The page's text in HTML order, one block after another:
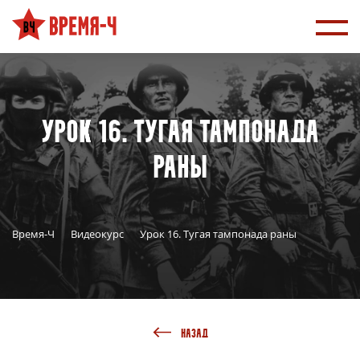
Урок 16. Тугая тампонада
раны
Время-Ч Видеокурс Урок 16. Тугая тампонада раны
НАЗАД